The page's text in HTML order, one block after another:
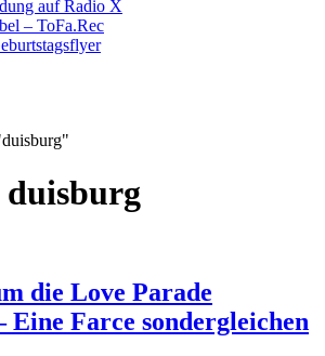
auf Radio X
– ToFa.Rec
duisburg
die Love Parade
Eine Farce sondergleichen